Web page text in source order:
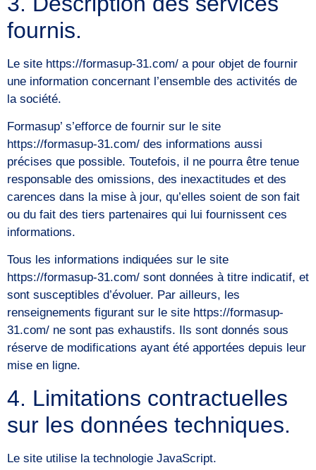
fournis.
Le site https://formasup-31.com/ a pour objet de fournir
une information concernant l’ensemble des activités de
la société.
Formasup’ s’efforce de fournir sur le site
https://formasup-31.com/ des informations aussi
précises que possible. Toutefois, il ne pourra être tenue
responsable des omissions, des inexactitudes et des
carences dans la mise à jour, qu’elles soient de son fait
ou du fait des tiers partenaires qui lui fournissent ces
informations.
Tous les informations indiquées sur le site
https://formasup-31.com/ sont données à titre indicatif, et
sont susceptibles d’évoluer. Par ailleurs, les
renseignements figurant sur le site https://formasup-
31.com/ ne sont pas exhaustifs. Ils sont donnés sous
réserve de modifications ayant été apportées depuis leur
mise en ligne.
4. Limitations contractuelles
sur les données techniques.
Le site utilise la technologie JavaScript.